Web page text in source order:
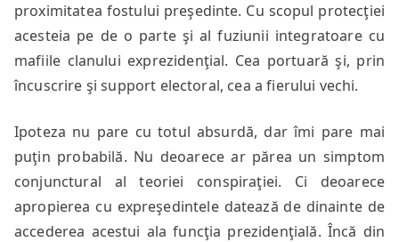
proximitatea fostului preşedinte. Cu scopul protecţiei
acesteia pe de o parte şi al fuziunii integratoare cu
mafiile clanului exprezidenţial. Cea portuară şi, prin
încuscrire şi support electoral, cea a fierului vechi.
Ipoteza nu pare cu totul absurdă, dar îmi pare mai
puţin probabilă. Nu deoarece ar părea un simptom
conjunctural al teoriei conspiraţiei. Ci deoarece
apropierea cu expreşedintele datează de dinainte de
accederea acestui ala funcţia prezidenţială. Încă din